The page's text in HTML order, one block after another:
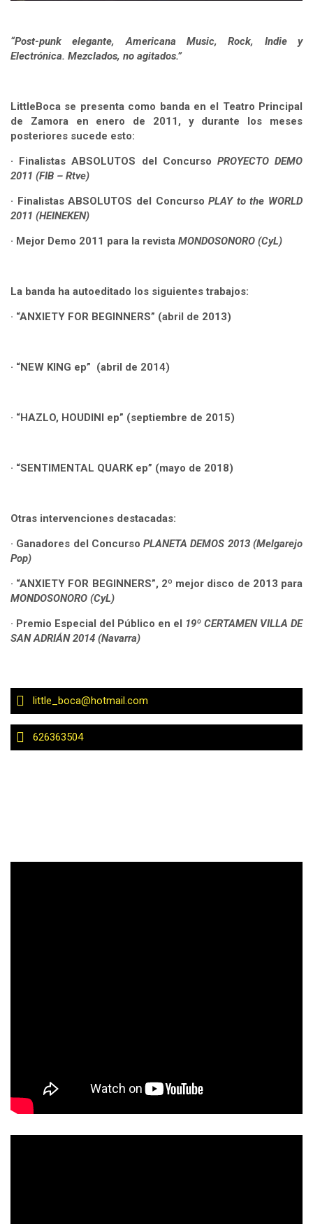
“Post-punk elegante, Americana Music, Rock, Indie y
Electrónica. Mezclados, no agitados.”
LittleBoca se presenta como banda en el Teatro Principal
de Zamora en enero de 2011, y durante los meses
posteriores sucede esto:
· Finalistas ABSOLUTOS del Concurso PROYECTO DEMO
2011 (FIB – Rtve)
· Finalistas ABSOLUTOS del ConcursoPLAY to the WORLD
2011 (HEINEKEN)
· Mejor Demo 2011 para la revista MONDOSONORO (CyL)
La banda ha autoeditado los siguientes trabajos:
· “ANXIETY FOR BEGINNERS” (abril de 2013)
· “NEW KING ep” (abril de 2014)
· “HAZLO, HOUDINI ep” (septiembre de 2015)
· “SENTIMENTAL QUARK ep” (mayo de 2018)
Otras intervenciones destacadas:
· Ganadores del ConcursoPLANETA DEMOS 2013(Melgarejo
Pop)
· “ANXIETY FOR BEGINNERS”, 2º mejor disco de 2013 para
MONDOSONORO (CyL)
· Premio Especial del Público en el 19º CERTAMEN VILLA DE
SAN ADRIÁN 2014 (Navarra)
little_boca@hotmail.com
626363504